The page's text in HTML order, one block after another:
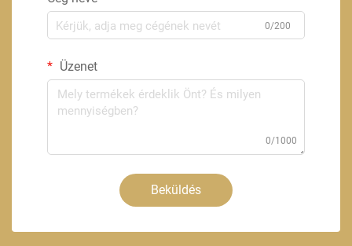
0/200
Üzenet
0/1000
Beküldés